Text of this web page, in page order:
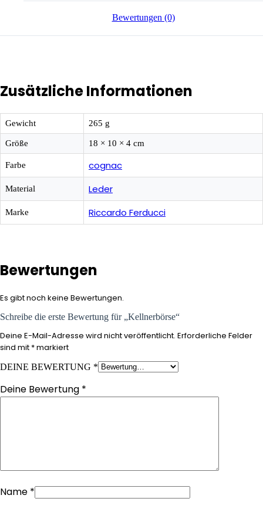
Bewertungen (0)
Zusätzliche Informationen
Gewicht 265 g
Größe 18 × 10 × 4 cm
Farbe cognac
Material Leder
Marke Riccardo Ferducci
Bewertungen
Es gibt noch keine Bewertungen.
Schreibe die erste Bewertung für „Kellnerbörse“
Deine E-Mail-Adresse wird nicht veröffentlicht. Erforderliche Felder
sind mit *markiert
DEINE BEWERTUNG *
Deine Bewertung *
Name *